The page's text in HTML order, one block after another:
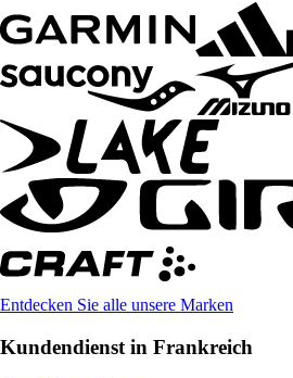
Entdecken Sie alle unsere Marken
Kundendienst in Frankreich